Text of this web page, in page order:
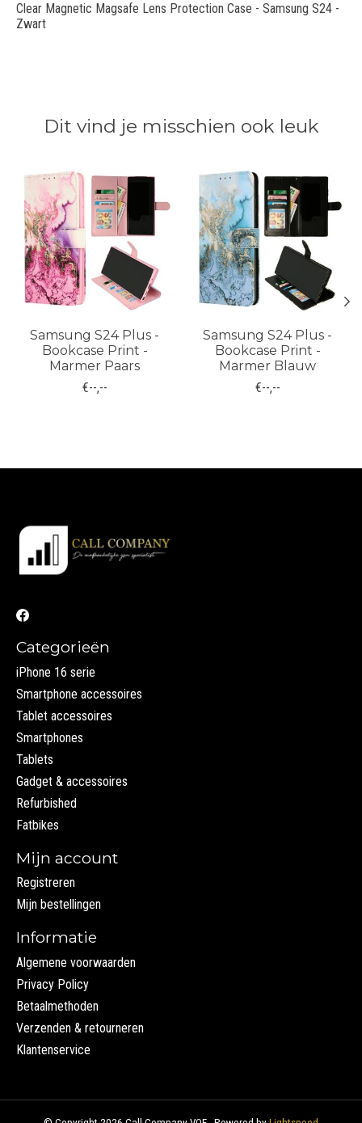
Clear Magnetic Magsafe Lens Protection Case - Samsung S24 -
Zwart
Dit vind je misschien ook leuk
Items van productcarrousel
Samsung S24 Plus -
Bookcase Print -
Marmer Paars
€--,--
Samsung S24 Plus -
Bookcase Print -
Marmer Blauw
€--,--
Categorieën
iPhone 16 serie
Smartphone accessoires
Tablet accessoires
Smartphones
Tablets
Gadget & accessoires
Refurbished
Fatbikes
Mijn account
Registreren
Mijn bestellingen
Informatie
Algemene voorwaarden
Privacy Policy
Betaalmethoden
Verzenden & retourneren
Klantenservice